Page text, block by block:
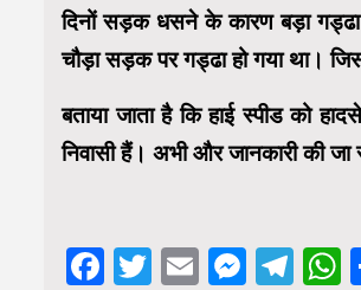
दिनों सड़क धसने के कारण बड़ा
चौड़ा सड़क पर गड्ढा हो गया था।
बताया जाता है कि हाई स्पीड को
निवासी हैं। अभी और जानकारी की जा
Facebook
Twitter
Email